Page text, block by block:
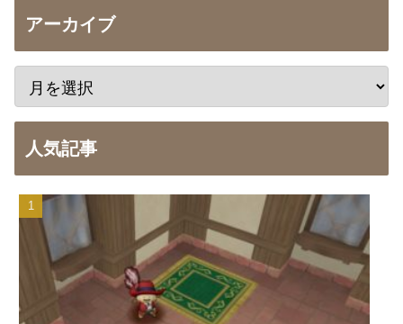
アーカイブ
人気記事